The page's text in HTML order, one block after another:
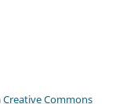
Creative Commons